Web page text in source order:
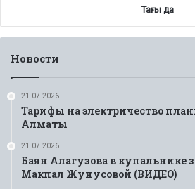
Тағы да
Новости
21.07.2026
Тарифы на электричество
Алматы
21.07.2026
Баян Алагузова в купальнике
Макпал Жунусовой (ВИДЕО)